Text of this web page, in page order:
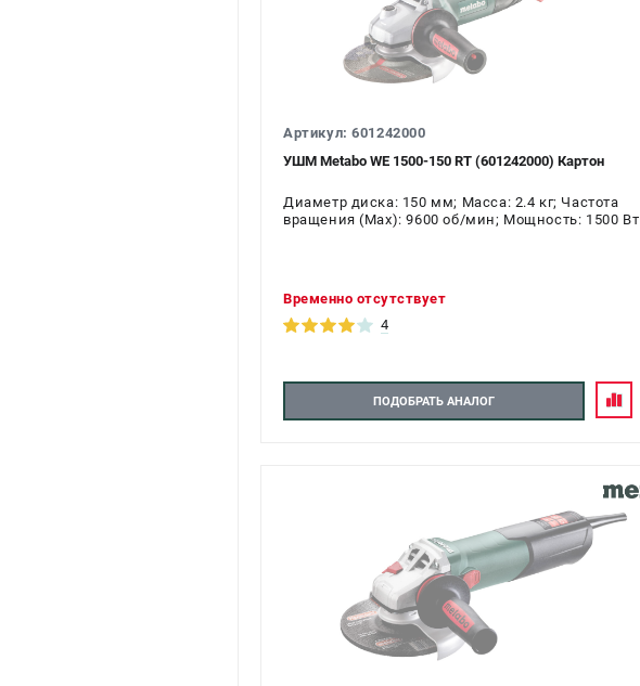
Артикул: 601242000
УШМ Metabo WE 1500-150 RT (601242000) Картон
Диаметр диска: 150 мм; Масса: 2.4 кг; Частота
вращения (Max): 9600 об/мин; Мощность: 1500 Вт
Временно отсутствует
4
ПОДОБРАТЬ АНАЛОГ